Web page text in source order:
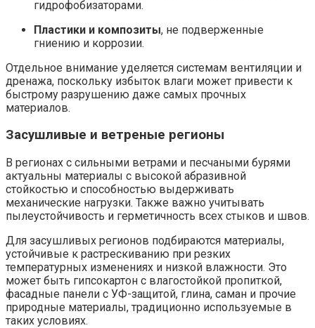
гидрофобизаторами.
Пластики и композиты, не подверженные
гниению и коррозии.
Отдельное внимание уделяется системам вентиляции и
дренажа, поскольку избыток влаги может привести к
быстрому разрушению даже самых прочных
материалов.
Засушливые и ветреные регионы
В регионах с сильными ветрами и песчаными бурями
актуальны материалы с высокой абразивной
стойкостью и способностью выдерживать
механические нагрузки. Также важно учитывать
пылеустойчивость и герметичность всех стыков и швов.
Для засушливых регионов подбираются материалы,
устойчивые к растрескиванию при резких
температурных изменениях и низкой влажности. Это
может быть гипсокартон с влагостойкой пропиткой,
фасадные панели с УФ-защитой, глина, саман и прочие
природные материалы, традиционно используемые в
таких условиях.